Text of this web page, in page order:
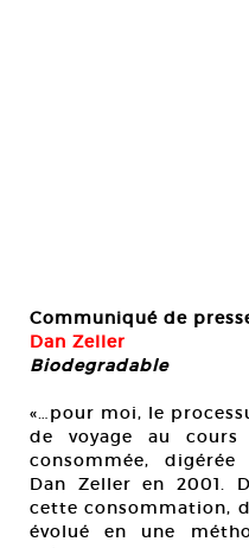
Communiqué de
Dan Zeller
Biodegradable
«…pour moi, le
de voyage au cours
consommée,
Dan Zeller en 2001.
cette consommation,
évolué en une